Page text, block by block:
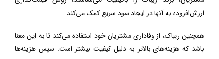
ارزش‌افزوده به آنها در ایجاد سود سریع کمک می‌کند.
همچنین ریباک، از وفاداری مشتریان خود استفاده می‌کند تا به این معنا
باشد که هزینه‌های بالاتر به دلیل کیفیت بیشتر است. سپس هزینه‌ها